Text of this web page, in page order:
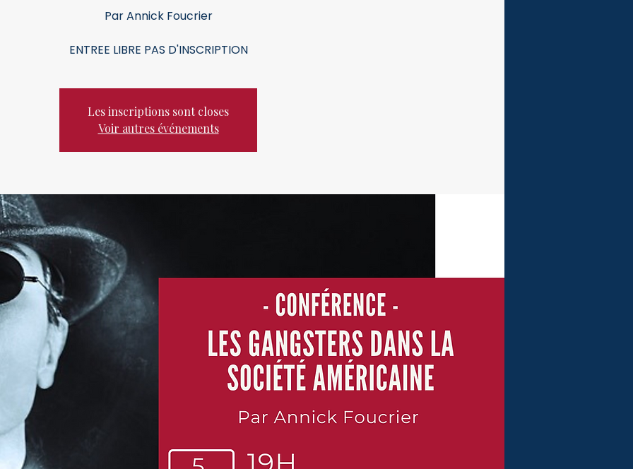
Par Annick Foucrier
ENTREE LIBRE PAS D'INSCRIPTION
Les inscriptions sont closes
Voir autres événements